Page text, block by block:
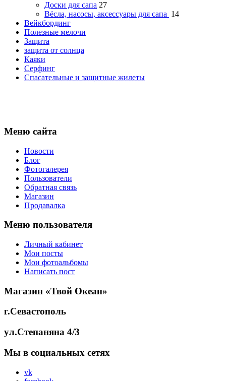
Доски для сапа 27
Вёсла, насосы, аксессуары для сапа 14
Вейкбординг
Полезные мелочи
Защита
защита от солнца
Каяки
Серфинг
Спасательные и защитные жилеты
Меню сайта
Новости
Блог
Фотогалерея
Пользователи
Обратная связь
Магазин
Продавалка
Меню пользователя
Личный кабинет
Мои посты
Мои фотоальбомы
Написать пост
Магазин «Твой Океан»
г.Севастополь
ул.Степаняна 4/3
Мы в социальных сетях
vk